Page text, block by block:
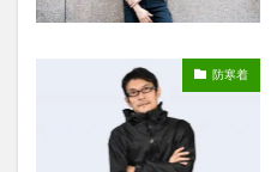
防寒着